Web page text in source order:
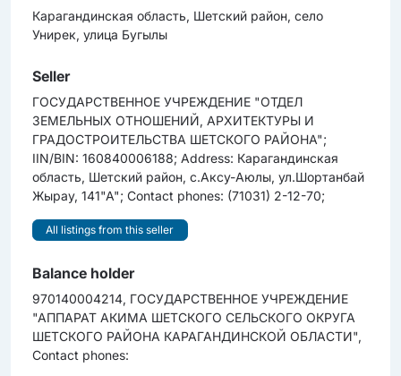
Карагандинская область, Шетский район, село
Унирек, улица Бугылы
Seller
ГОСУДАРСТВЕННОЕ УЧРЕЖДЕНИЕ "ОТДЕЛ
ЗЕМЕЛЬНЫХ ОТНОШЕНИЙ, АРХИТЕКТУРЫ И
ГРАДОСТРОИТЕЛЬСТВА ШЕТСКОГО РАЙОНА";
IIN/BIN: 160840006188; Address: Карагандинская
область, Шетский район, с.Аксу-Аюлы, ул.Шортанбай
Жырау, 141"А"; Contact phones: (71031) 2-12-70;
All listings from this seller
Balance holder
970140004214, ГОСУДАРСТВЕННОЕ УЧРЕЖДЕНИЕ
"АППАРАТ АКИМА ШЕТСКОГО СЕЛЬСКОГО ОКРУГА
ШЕТСКОГО РАЙОНА КАРАГАНДИНСКОЙ ОБЛАСТИ",
Contact phones: